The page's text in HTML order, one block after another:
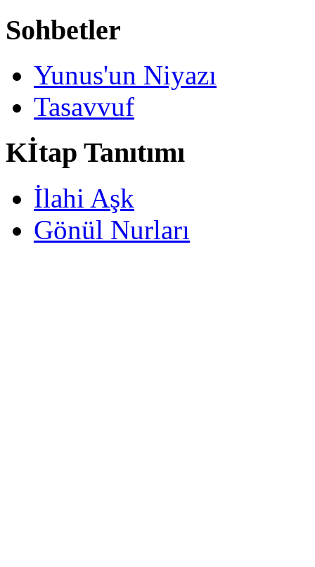
Sohbetler
Yunus'un Niyazı
Tasavvuf
Kİtap Tanıtımı
İlahi Aşk
Gönül Nurları